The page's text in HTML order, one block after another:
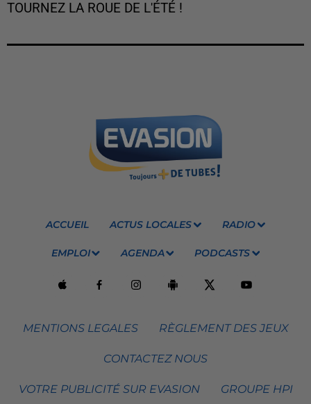
TOURNEZ LA ROUE DE L'ÉTÉ !
ACCUEIL ACTUS LOCALES RADIO
EMPLOI AGENDA PODCASTS
MENTIONS LEGALES RÈGLEMENT DES JEUX
CONTACTEZ NOUS
VOTRE PUBLICITÉ SUR EVASION GROUPE HPI